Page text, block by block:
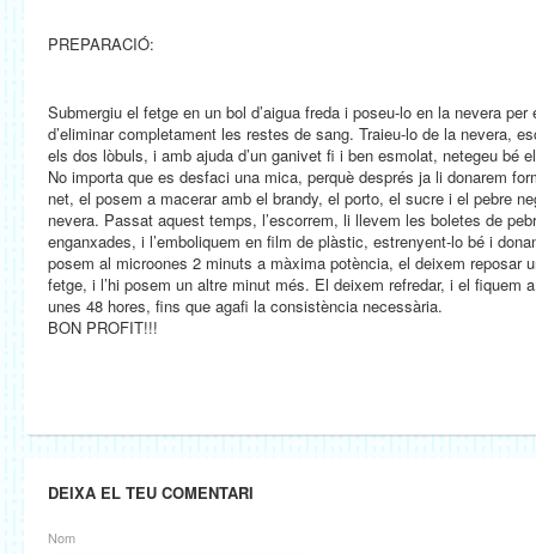
PREPARACIÓ:
Submergiu el fetge en un bol d’aigua freda i poseu-lo en la nevera
d’eliminar completament les restes de sang. Traieu-lo de la nevera,
els dos lòbuls, i amb ajuda d’un ganivet fi i ben esmolat, netegeu bé
No importa que es desfaci una mica, perquè després ja li donarem
net, el posem a macerar amb el brandy, el porto, el sucre i el pebre
nevera. Passat aquest temps, l’escorrem, li llevem les boletes de
enganxades, i l’emboliquem en film de plàstic, estrenyent-lo bé i
posem al microones 2 minuts a màxima potència, el deixem reposar
fetge, i l’hi posem un altre minut més. El deixem refredar, i el fiquem
unes 48 hores, fins que agafi la consistència necessària.
BON PROFIT!!!
DEIXA EL TEU COMENTARI
Nom